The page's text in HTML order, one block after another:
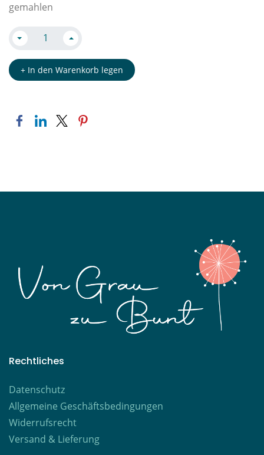
gemahlen
+ In den Warenkorb legen
Rechtliches
Datenschutz
Allgemeine Geschäftsbedingungen
Widerrufsrecht
Versand & Lieferung